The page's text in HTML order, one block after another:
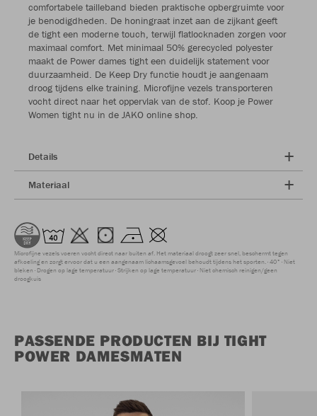
comfortabele tailleband bieden praktische opbergruimte voor
je benodigdheden. De honingraat inzet aan de zijkant geeft
de tight een moderne touch, terwijl flatlocknaden zorgen voor
maximaal comfort. Met minimaal 50% gerecycled polyester
maakt de Power dames tight een duidelijk statement voor
duurzaamheid. De Keep Dry functie houdt je aangenaam
droog tijdens elke training. Microfijne vezels transporteren
vocht direct naar het oppervlak van de stof. Koop je Power
Women tight nu in de JAKO online shop.
Details
Materiaal
Microfijne vezels voeren vocht direct naar buiten af. Het materiaal droogt zeer snel, beschermt tegen
afkoeling en zorgt ervoor dat u een aangenaam lichaamsgevoel behoudt tijdens het sporten. 40° Niet
bleken Drogen op lage temperatuur Strijken op lage temperatuur Niet chemisch reinigen/geen
droogkuis
PASSENDE PRODUCTEN BIJ TIGHT
POWER DAMESMATEN